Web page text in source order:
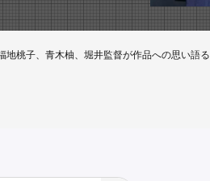
桃子、青木柚、堀井監督が作品への思い語る